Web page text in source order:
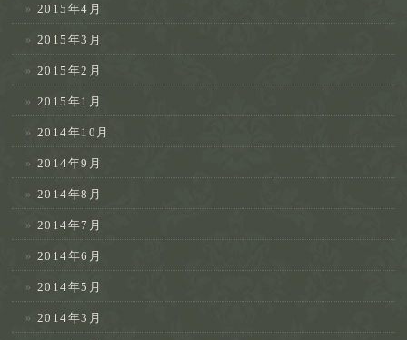
2015年4月
2015年3月
2015年2月
2015年1月
2014年10月
2014年9月
2014年8月
2014年7月
2014年6月
2014年5月
2014年3月